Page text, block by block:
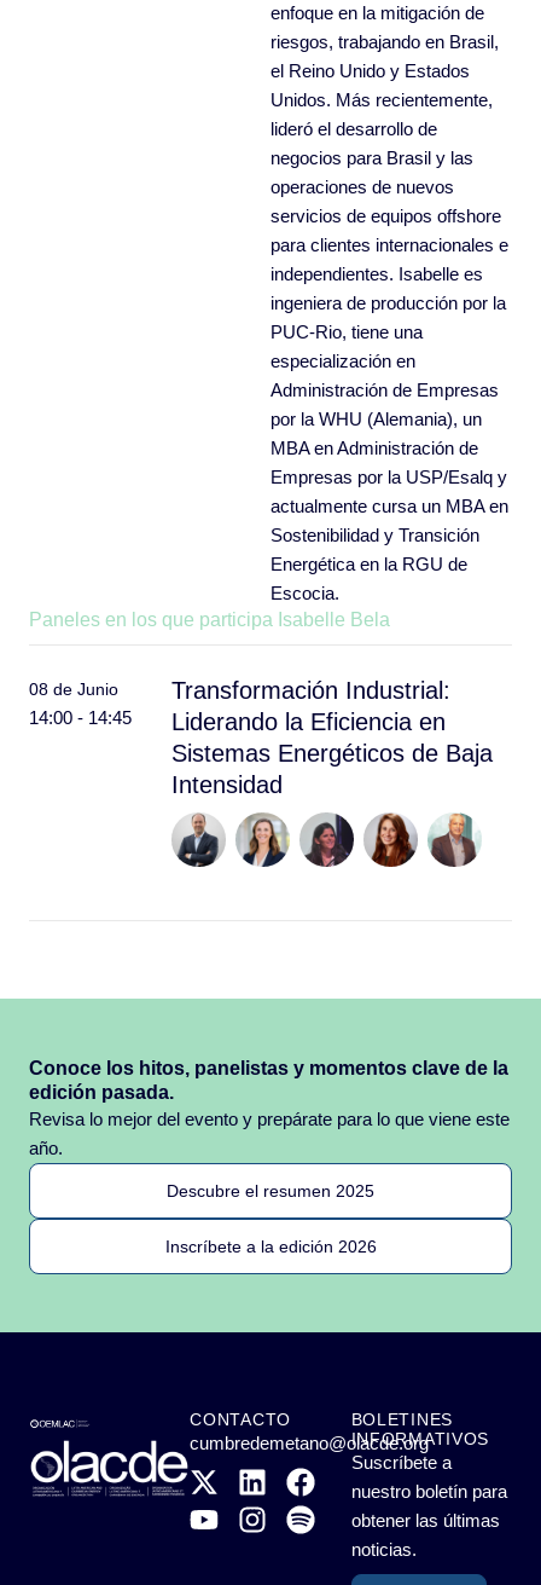
enfoque en la mitigación de
riesgos, trabajando en Brasil,
el Reino Unido y Estados
Unidos. Más recientemente,
lideró el desarrollo de
negocios para Brasil y las
operaciones de nuevos
servicios de equipos offshore
para clientes internacionales e
independientes. Isabelle es
ingeniera de producción por la
PUC-Rio, tiene una
especialización en
Administración de Empresas
por la WHU (Alemania), un
MBA en Administración de
Empresas por la USP/Esalq y
actualmente cursa un MBA en
Sostenibilidad y Transición
Energética en la RGU de
Escocia.
Paneles en los que participa Isabelle Bela
08 de Junio
14:00 - 14:45
Transformación Industrial:
Liderando la Eficiencia en
Sistemas Energéticos de Baja
Intensidad
Conoce los hitos, panelistas y momentos clave de la
edición pasada.
Revisa lo mejor del evento y prepárate para lo que viene este
año.
Descubre el resumen 2025
Inscríbete a la edición 2026
CONTACTO
cumbredemetano@olacde.org
BOLETINES
INFORMATIVOS
Suscríbete a
nuestro boletín para
obtener las últimas
noticias.